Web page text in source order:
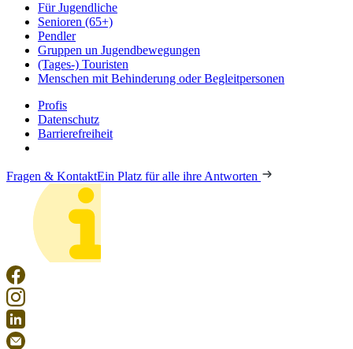
Für Jugendliche
Senioren (65+)
Pendler
Gruppen un Jugendbewegungen
(Tages-) Touristen
Menschen mit Behinderung oder Begleitpersonen
Profis
Datenschutz
Barrierefreiheit
Fragen & KontaktEin Platz für alle ihre Antworten